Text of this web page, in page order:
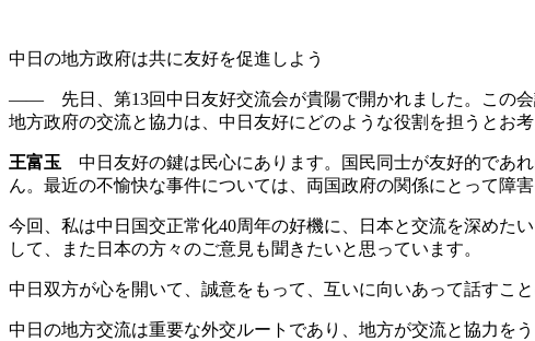
中日の地方政府は共に友好を促進しよう
―― 先日、第13回中日友好交流会が貴陽で開かれました。この会
地方政府の交流と協力は、中日友好にどのような役割を担うとお考
王富玉 中日友好の鍵は民心にあります。国民同士が友好的であ
ん。最近の不愉快な事件については、両国政府の関係にとって障
今回、私は中日国交正常化40周年の好機に、日本と交流を深めた
して、また日本の方々のご意見も聞きたいと思っています。
中日双方が心を開いて、誠意をもって、互いに向いあって話すこ
中日の地方交流は重要な外交ルートであり、地方が交流と協力を